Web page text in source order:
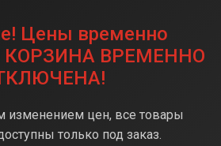
Цены временно
КОРЗИНА ВРЕМЕННО
изменением цен, все товары
только под заказ.